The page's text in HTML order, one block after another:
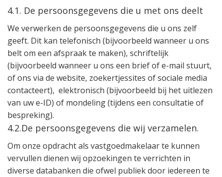
4.1. De persoonsgegevens die u met ons deelt
We verwerken de persoonsgegevens die u ons zelf
geeft. Dit kan telefonisch (bijvoorbeeld wanneer u ons
belt om een afspraak te maken), schriftelijk
(bijvoorbeeld wanneer u ons een brief of e-mail stuurt,
of ons via de website, zoekertjessites of sociale media
contacteert), elektronisch (bijvoorbeeld bij het uitlezen
van uw e-ID) of mondeling (tijdens een consultatie of
bespreking).
4.2.De persoonsgegevens die wij verzamelen.
Om onze opdracht als vastgoedmakelaar te kunnen
vervullen dienen wij opzoekingen te verrichten in
diverse databanken die ofwel publiek door iedereen te